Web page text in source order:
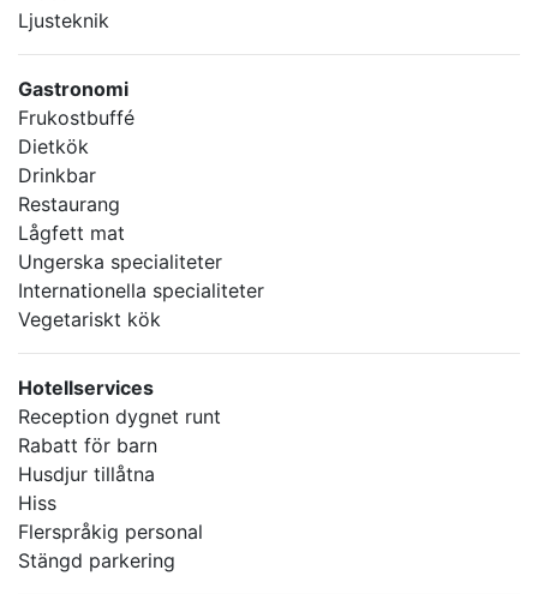
Ljusteknik
Gastronomi
Frukostbuffé
Dietkök
Drinkbar
Restaurang
Lågfett mat
Ungerska specialiteter
Internationella specialiteter
Vegetariskt kök
Hotellservices
Reception dygnet runt
Rabatt för barn
Husdjur tillåtna
Hiss
Flerspråkig personal
Stängd parkering